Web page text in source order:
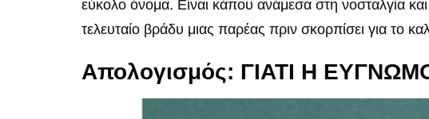
εύκολο όνομα. Είναι κάπου ανάμεσα στη νοσταλγία
τελευταίο βράδυ μιας παρέας πριν σκορπίσει για το
Απολογισμός: ΓΙΑΤΙ Η